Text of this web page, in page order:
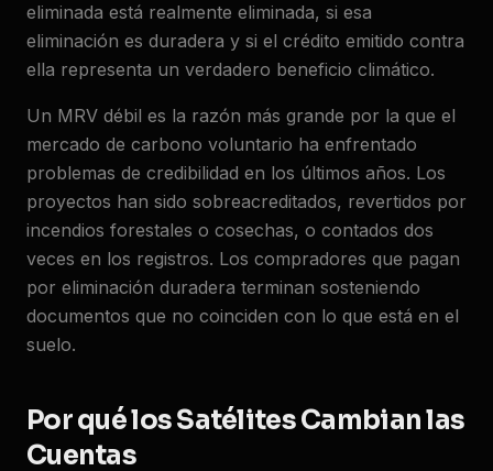
eliminada está realmente eliminada, si esa
eliminación es duradera y si el crédito emitido contra
ella representa un verdadero beneficio climático.
Un MRV débil es la razón más grande por la que el
mercado de carbono voluntario ha enfrentado
problemas de credibilidad en los últimos años. Los
proyectos han sido sobreacreditados, revertidos por
incendios forestales o cosechas, o contados dos
veces en los registros. Los compradores que pagan
por eliminación duradera terminan sosteniendo
documentos que no coinciden con lo que está en el
suelo.
Por qué los Satélites Cambian las
Cuentas